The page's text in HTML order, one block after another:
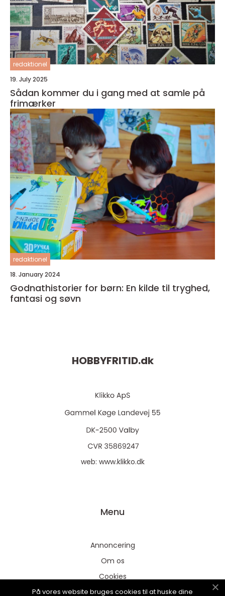
redaktionel
19. July 2025
Sådan kommer du i gang med at samle på
frimærker
redaktionel
18. January 2024
Godnathistorier for børn: En kilde til tryghed,
fantasi og søvn
HOBBYFRITID.dk
web: www.klikko.dk
Menu
Annoncering
Om os
Cookies
Kontakt os
På vores website bruges cookies til at huske dine